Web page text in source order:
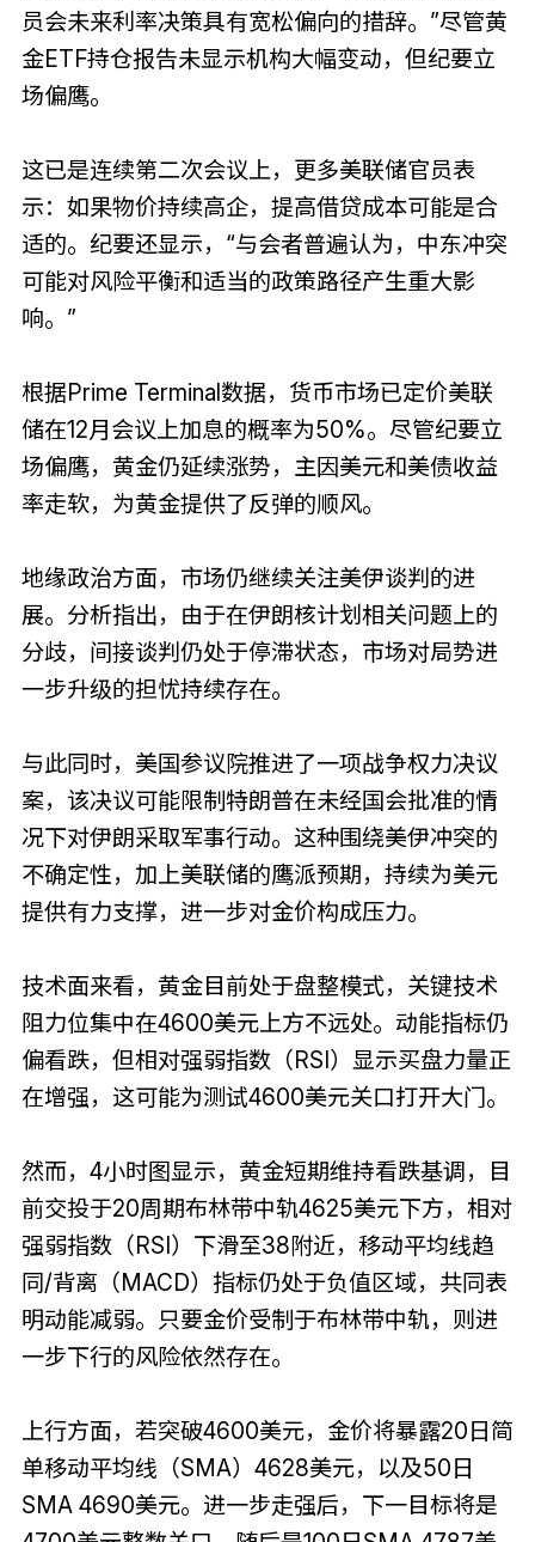
员会未来利率决策具有宽松偏向的措辞。”尽管黄
金ETF持仓报告未显示机构大幅变动，但纪要立
场偏鹰。
这已是连续第二次会议上，更多美联储官员表
示：如果物价持续高企，提高借贷成本可能是合
适的。纪要还显示，“与会者普遍认为，中东冲突
可能对风险平衡和适当的政策路径产生重大影
响。”
根据Prime Terminal数据，货币市场已定价美联
储在12月会议上加息的概率为50%。尽管纪要立
场偏鹰，黄金仍延续涨势，主因美元和美债收益
率走软，为黄金提供了反弹的顺风。
地缘政治方面，市场仍继续关注美伊谈判的进
展。分析指出，由于在伊朗核计划相关问题上的
分歧，间接谈判仍处于停滞状态，市场对局势进
一步升级的担忧持续存在。
与此同时，美国参议院推进了一项战争权力决议
案，该决议可能限制特朗普在未经国会批准的情
况下对伊朗采取军事行动。这种围绕美伊冲突的
不确定性，加上美联储的鹰派预期，持续为美元
提供有力支撑，进一步对金价构成压力。
技术面来看，黄金目前处于盘整模式，关键技术
阻力位集中在4600美元上方不远处。动能指标仍
偏看跌，但相对强弱指数（RSI）显示买盘力量正
在增强，这可能为测试4600美元关口打开大门。
然而，4小时图显示，黄金短期维持看跌基调，目
前交投于20周期布林带中轨4625美元下方，相对
强弱指数（RSI）下滑至38附近，移动平均线趋
同/背离（MACD）指标仍处于负值区域，共同表
明动能减弱。只要金价受制于布林带中轨，则进
一步下行的风险依然存在。
上行方面，若突破4600美元，金价将暴露20日简
单移动平均线（SMA）4628美元，以及50日
SMA 4690美元。进一步走强后，下一目标将是